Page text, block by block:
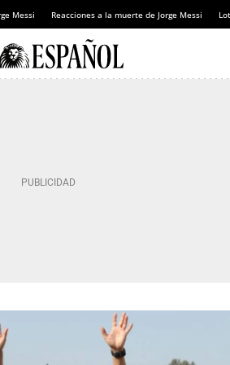
Messi Reacciones a la muerte de Jorge Messi